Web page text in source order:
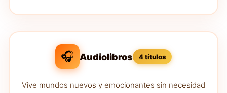
🎧 Audiolibros 4 títulos
Vive mundos nuevos y emocionantes sin necesidad